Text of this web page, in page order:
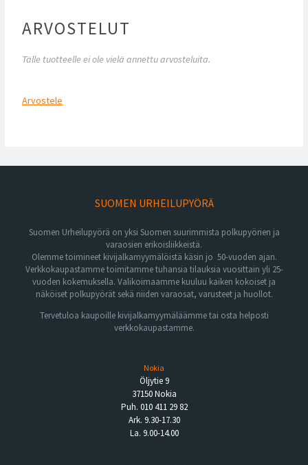
ARVOSTELUT
Tälle tuotteelle ei ole vielä annettu arvosteluita.
Arvostele
SUOMEN URHEILUPYÖRÄ
Suomen Urheilupyörä on yksi Suomen suurimmista polkupyörien ja
varaosien erikoisliikkeistä.
Olemme toimineet kivijalkamyymälöistä käsin jo 50-vuoden ajan.
Verkkokaupastamme toimitamme tuhansia tilauksia vuosittain yli 25-
vuoden kokemuksella. Valikoimaamme kuuluu kaiken kokoiset ja
näköiset polkupyörät sekä niiden varaosat, varusteet ja huollot.
Tervetuloa kaupoille kivijalkamyymäläämme tai osta helposti
verkkokaupastamme.
Nokia
Öljytie 9
37150 Nokia
Puh. 010 411 29 82
Ark. 9.30-17.30
La. 9.00-14.00